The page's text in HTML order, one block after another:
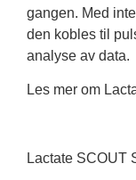
gangen. Med
den kobles til
analyse av data.
Les mer om
Lactate SCOUT